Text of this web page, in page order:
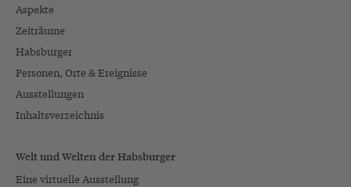
Aspekte
Zeiträume
Habsburger
Personen, Orte & Ereignisse
Ausstellungen
Inhaltsverzeichnis
Welt und Welten der Habsburger
Eine virtuelle Ausstellung